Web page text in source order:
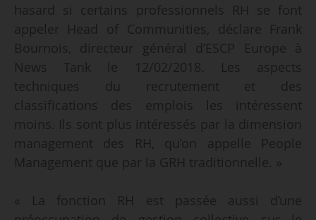
hasard si certains professionnels RH se font
appeler Head of Communities, déclare Frank
Bournois, directeur général d’ESCP Europe à
News Tank le 12/02/2018. Les aspects
techniques du recrutement et des
classifications des emplois les intéressent
moins. Ils sont plus intéressés par la dimension
management des RH, qu’on appelle People
Management que par la GRH traditionnelle. »
« La fonction RH est passée aussi d’une